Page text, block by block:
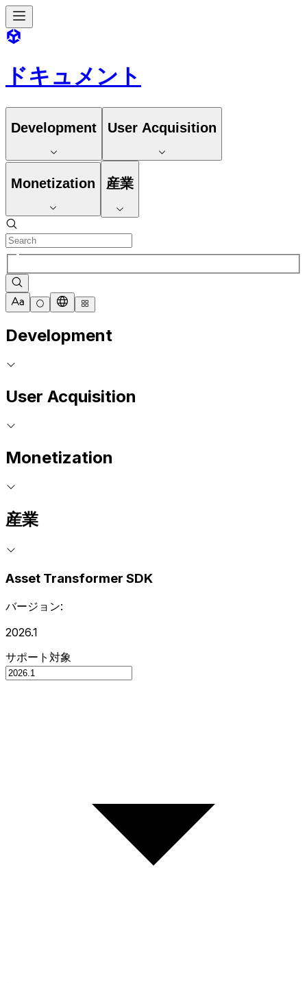
ドキュメント
Development User Acquisition
Monetization 産業
Development
User Acquisition
Monetization
産業
Asset Transformer SDK
バージョン:
2026.1
サポート対象